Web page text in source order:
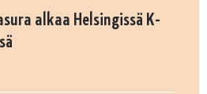
alkaa Helsingissä K-